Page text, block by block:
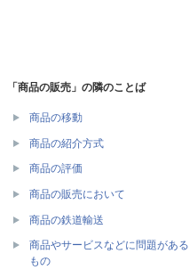
「商品の販売」の隣のことば
商品の移動
商品の紹介方式
商品の評価
商品の販売において
商品の鉄道輸送
商品やサービスなどに問題がある
もの